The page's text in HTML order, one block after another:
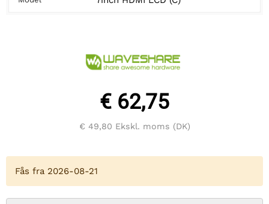
€ 62,75
€ 49,80 Ekskl. moms (DK)
Fås fra 2026-08-21